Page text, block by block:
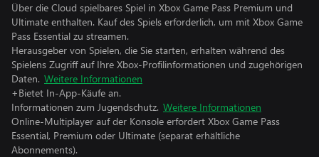
Über die Cloud spielbares Spiel in Xbox Game Pass Premium und
Ultimate enthalten. Kauf des Spiels erforderlich, um mit Xbox Game
Pass Essential zu streamen.
Herausgeber von Spielen, die Sie starten, erhalten während des
Spielens Zugriff auf Ihre Xbox-Profilinformationen und zugehörigen
Daten. Weitere Informationen
+Bietet In-App-Käufe an.
Informationen zum Jugendschutz. Weitere Informationen
Online-Multiplayer auf der Konsole erfordert Xbox Game Pass
Essential, Premium oder Ultimate (separat erhältliche
Abonnements).